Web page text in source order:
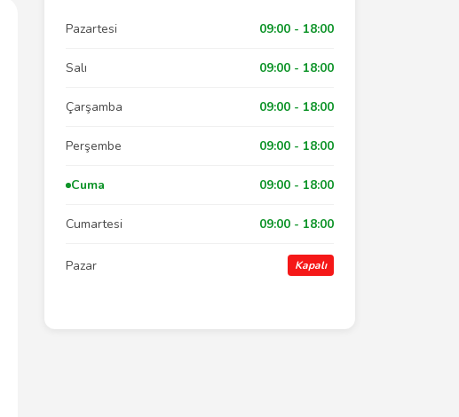
Pazartesi 09:00 - 18:00
Salı 09:00 - 18:00
Çarşamba 09:00 - 18:00
Perşembe 09:00 - 18:00
Cuma 09:00 - 18:00
Cumartesi 09:00 - 18:00
Pazar Kapalı